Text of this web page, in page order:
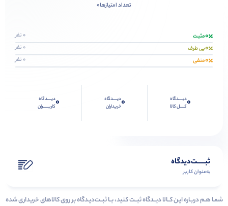
تعداد امتیازها0
0مثبت 0 نفر
0بی طرف 0 نفر
0منفی 0 نفر
0دیــــدگاه
کــــل کالا
0دیــــدگاه
خریداران
0دیــــدگاه
کاربـــــران
ثبـــــت‌دیدگاه
به‌عنوان کاربر
شمـا هـم دربـاره ایـن کــالا دیــدگاه ثبــت کنید، بــا ثبــت‌دیـدگاه بر روی کالاهای خریداری شده